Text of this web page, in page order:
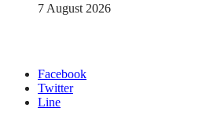
7 August 2026
Facebook
Twitter
Line